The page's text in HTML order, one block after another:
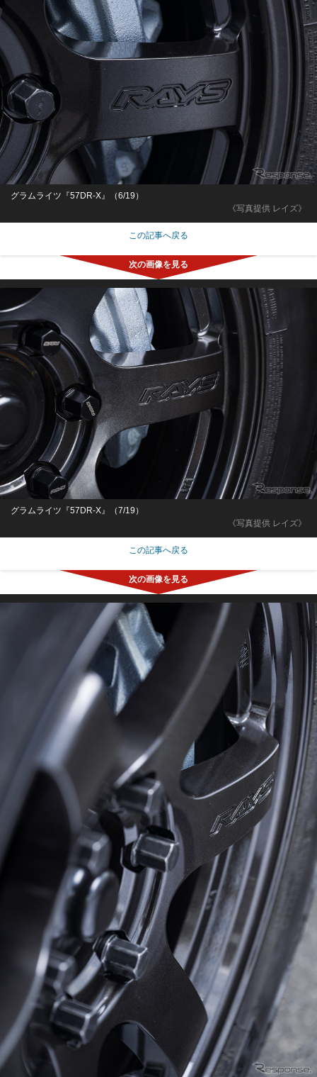
《写真提供 レイズ》
グラムライツ『57DR-X』（6/19）
この記事へ戻る
《写真提供 レイズ》
グラムライツ『57DR-X』（7/19）
この記事へ戻る